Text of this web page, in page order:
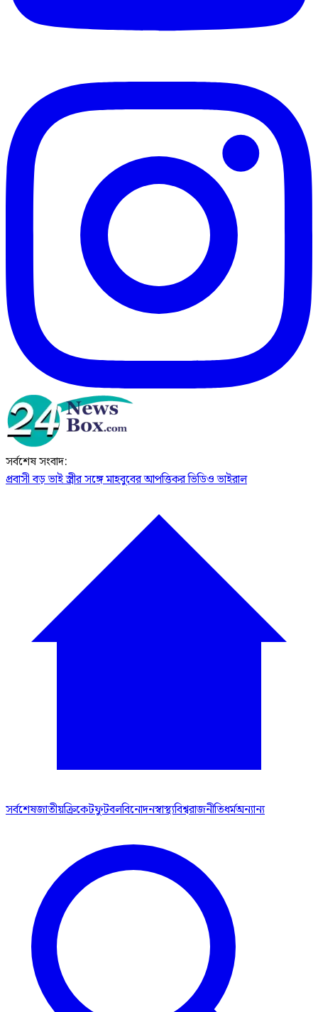
সর্বশেষ সংবাদ:
প্রবাসী বড় ভাই স্ত্রীর সঙ্গে মাহবুবের আপত্তিকর ভিডিও ভাইরাল ​
সর্বশেষজাতীয়ক্রিকেটফুটবলবিনোদনস্বাস্থ্যবিশ্বরাজনীতিধর্মঅন্যান্য